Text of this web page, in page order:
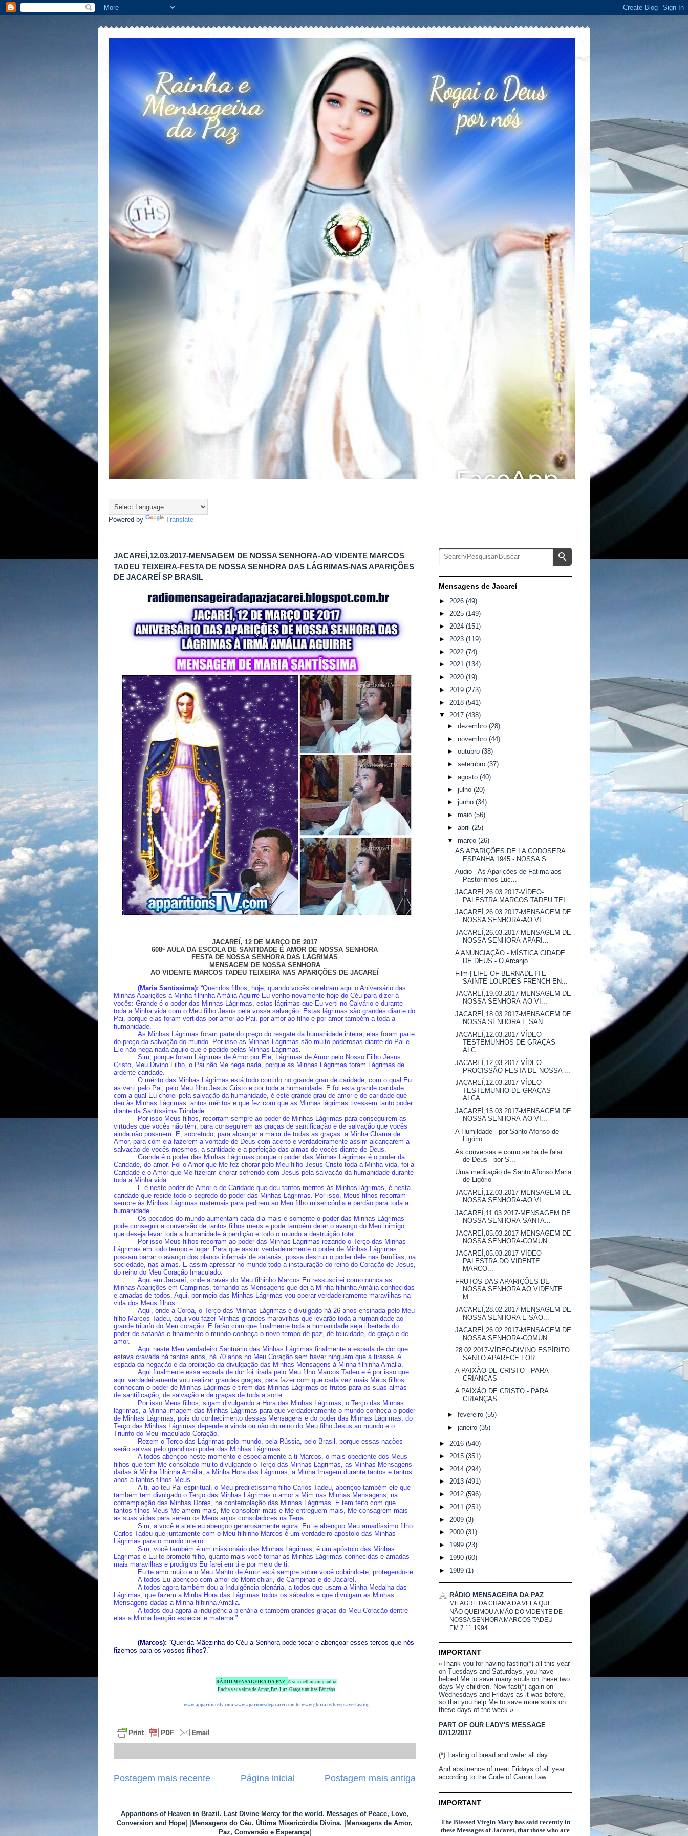
Powered by Translate
JACAREÍ,12.03.2017-MENSAGEM DE NOSSA SENHORA-AO VIDENTE MARCOS
TADEU TEIXEIRA-FESTA DE NOSSA SENHORA DAS LÁGRIMAS-NAS APARIÇÕES
DE JACAREÍ SP BRASIL
JACAREÍ, 12 DE MARÇO DE 2017
608ª AULA DA ESCOLA DE SANTIDADE E AMOR DE NOSSA SENHORA
FESTA DE NOSSA SENHORA DAS LÁGRIMAS
MENSAGEM DE NOSSA SENHORA
AO VIDENTE MARCOS TADEU TEIXEIRA NAS APARIÇÕES DE JACAREÍ
(Maria Santíssima): “Queridos filhos, hoje, quando vocês celebram aqui o Aniversário das
Minhas Aparições à Minha filhinha Amália Aguirre Eu venho novamente hoje do Céu para dizer a
vocês: Grande é o poder das Minhas Lágrimas, estas lágrimas que Eu verti no Calvário e durante
toda a Minha vida com o Meu filho Jesus pela vossa salvação. Estas lágrimas são grandes diante do
Pai, porque elas foram vertidas por amor ao Pai, por amor ao filho e por amor também a toda a
humanidade.
As Minhas Lágrimas foram parte do preço do resgate da humanidade inteira, elas foram parte
do preço da salvação do mundo. Por isso as Minhas Lágrimas são muito poderosas diante do Pai e
Ele não nega nada àquilo que é pedido pelas Minhas Lágrimas.
Sim, porque foram Lágrimas de Amor por Ele, Lágrimas de Amor pelo Nosso Filho Jesus
Cristo, Meu Divino Filho, o Pai não Me nega nada, porque as Minhas Lágrimas foram Lágrimas de
ardente caridade.
O mérito das Minhas Lágrimas está todo contido no grande grau de caridade, com o qual Eu
as verti pelo Pai, pelo Meu filho Jesus Cristo e por toda a humanidade. E foi esta grande caridade
com a qual Eu chorei pela salvação da humanidade, é este grande grau de amor e de caridade que
deu às Minhas Lágrimas tantos méritos e que fez com que as Minhas lágrimas tivessem tanto poder
diante da Santíssima Trindade.
Por isso Meus filhos, recorram sempre ao poder de Minhas Lágrimas para conseguirem as
virtudes que vocês não têm, para conseguirem as graças de santificação e de salvação que vocês
ainda não possuem. E, sobretudo, para alcançar a maior de todas as graças: a Minha Chama de
Amor, para com ela fazerem a vontade de Deus com acerto e verdadeiramente assim alcançarem a
salvação de vocês mesmos, a santidade e a perfeição das almas de vocês diante de Deus.
Grande é o poder das Minhas Lágrimas porque o poder das Minhas Lágrimas é o poder da
Caridade, do amor. Foi o Amor que Me fez chorar pelo Meu filho Jesus Cristo toda a Minha vida, foi a
Caridade e o Amor que Me fizeram chorar sofrendo com Jesus pela salvação da humanidade durante
toda a Minha vida.
E é neste poder de Amor e de Caridade que deu tantos méritos às Minhas lágrimas, é nesta
caridade que reside todo o segredo do poder das Minhas Lágrimas. Por isso, Meus filhos recorram
sempre às Minhas Lágrimas maternais para pedirem ao Meu filho misericórdia e perdão para toda a
humanidade.
Os pecados do mundo aumentam cada dia mais e somente o poder das Minhas Lágrimas
pode conseguir a conversão de tantos filhos meus e pode também deter o avanço do Meu inimigo
que deseja levar toda a humanidade à perdição e todo o mundo a destruição total.
Por isso Meus filhos recorram ao poder das Minhas Lágrimas rezando o Terço das Minhas
Lágrimas em todo tempo e lugar. Para que assim verdadeiramente o poder de Minhas Lágrimas
possam barrar o avanço dos planos infernais de satanás, possa destruir o poder dele nas famílias, na
sociedade, nas almas. E assim apressar no mundo todo a instauração do reino do Coração de Jesus,
do reino do Meu Coração Imaculado.
Aqui em Jacareí, onde através do Meu filhinho Marcos Eu ressuscitei como nunca as
Minhas Aparições em Campinas, tornando as Mensagens que dei á Minha filhinha Amália conhecidas
e amadas de todos, Aqui, por meio das Minhas Lágrimas vou operar verdadeiramente maravilhas na
vida dos Meus filhos.
Aqui, onde a Coroa, o Terço das Minhas Lágrimas é divulgado há 26 anos ensinada pelo Meu
filho Marcos Tadeu, aqui vou fazer Minhas grandes maravilhas que levarão toda a humanidade ao
grande triunfo do Meu coração. E farão com que finalmente toda a humanidade seja libertada do
poder de satanás e finalmente o mundo conheça o novo tempo de paz, de felicidade, de graça e de
amor.
Aqui neste Meu verdadeiro Santuário das Minhas Lágrimas finalmente a espada de dor que
estava cravada há tantos anos, há 70 anos no Meu Coração sem haver ninguém que a tirasse. A
espada da negação e da proibição da divulgação das Minhas Mensagens à Minha filhinha Amália.
Aqui finalmente essa espada de dor foi tirada pelo Meu filho Marcos Tadeu e é por isso que
aqui verdadeiramente vou realizar grandes graças, para fazer com que cada vez mais Meus filhos
conheçam o poder de Minhas Lágrimas e tirem das Minhas Lágrimas os frutos para as suas almas
de santificação, de salvação e de graças de toda a sorte.
Por isso Meus filhos, sigam divulgando a Hora das Minhas Lágrimas, o Terço das Minhas
lágrimas, a Minha imagem das Minhas Lágrimas para que verdadeiramente o mundo conheça o poder
de Minhas Lágrimas, pois do conhecimento dessas Mensagens e do poder das Minhas Lágrimas, do
Terço das Minhas Lágrimas depende a vinda ou não do reino do Meu filho Jesus ao mundo e o
Triunfo do Meu imaculado Coração.
Rezem o Terço das Lágrimas pelo mundo, pela Rússia, pelo Brasil, porque essas nações
serão salvas pelo grandioso poder das Minhas Lágrimas.
A todos abençoo neste momento e especialmente a ti Marcos, o mais obediente dos Meus
filhos que tem Me consolado muito divulgando o Terço das Minhas Lágrimas, as Minhas Mensagens
dadas à Minha filhinha Amália, a Minha Hora das Lágrimas, a Minha Imagem durante tantos e tantos
anos a tantos filhos Meus.
A ti, ao teu Pai espiritual, o Meu prediletíssimo filho Carlos Tadeu, abençoo também ele que
também tem divulgado o Terço das Minhas Lágrimas o amor a Mim nas Minhas Mensagens, na
contemplação das Minhas Dores, na contemplação das Minhas Lágrimas. E tem feito com que
tantos filhos Meus Me amem mais, Me consolem mais e Me entreguem mais, Me consagrem mais
as suas vidas para serem os Meus anjos consoladores na Terra.
Sim, a você e a ele eu abençoo generosamente agora. Eu te abençoo Meu amadíssimo filho
Carlos Tadeu que juntamente com o Meu filhinho Marcos é um verdadeiro apóstolo das Minhas
Lágrimas para o mundo inteiro.
Sim, você também é um missionário das Minhas Lágrimas, é um apóstolo das Minhas
Lágrimas e Eu te prometo filho, quanto mais você tornar as Minhas Lágrimas conhecidas e amadas
mais maravilhas e prodígios Eu farei em ti e por meio de ti.
Eu te amo muito e o Meu Manto de Amor está sempre sobre você cobrindo-te, protegendo-te.
A todos Eu abençoo com amor de Montichiari, de Campinas e de Jacareí.
A todos agora também dou a Indulgência plenária, a todos que usam a Minha Medalha das
Lágrimas, que fazem a Minha Hora das Lágrimas todos os sábados e que divulgam as Minhas
Mensagens dadas a Minha filhinha Amália.
A todos dou agora a indulgência plenária e também grandes graças do Meu Coração dentre
elas a Minha benção especial e materna.”
(Marcos): “Querida Mãezinha do Céu a Senhora pode tocar e abençoar esses terços que nós
fizemos para os vossos filhos?.”
RÁDIO MENSAGEIRA DA PAZ:A sua melhor companhia.
Encha a sua alma de Amor, Paz, Luz, Graça e muitas Bênçãos.
www.apparitionstv.com www.aparicoesdejacarei.com.br www.gloria.tv/loveprayerfasting
Postagem mais recente Postagem mais antiga
Página inicial
Apparitions of Heaven in Brazil. Last Divine Mercy for the world. Messages of Peace, Love,
Conversion and Hope| |Mensagens do Céu. Última Misericórdia Divina. |Mensagens de Amor,
Paz, Conversão e Esperança|
Mensagens de Jacareí
► 2026 (49)
► 2025 (149)
► 2024 (151)
► 2023 (119)
► 2022 (74)
► 2021 (134)
► 2020 (19)
► 2019 (273)
► 2018 (541)
▼ 2017 (438)
► dezembro (28)
► novembro (44)
► outubro (38)
► setembro (37)
► agosto (40)
► julho (20)
► junho (34)
► maio (56)
► abril (25)
▼ março (26)
AS APARIÇÕES DE LA CODOSERA
ESPANHA 1945 - NOSSA S...
Audio - As Aparições de Fatima aos
Pastorinhos Luc...
JACAREÍ,26.03.2017-VÍDEO-
PALESTRA MARCOS TADEU TEI...
JACAREÍ,26.03.2017-MENSAGEM DE
NOSSA SENHORA-AO VI...
JACAREÍ,26.03.2017-MENSAGEM DE
NOSSA SENHORA-APARI...
A ANUNCIAÇÃO - MÍSTICA CIDADE
DE DEUS - O Arcanjo ...
Film | LIFE OF BERNADETTE
SAINTE LOURDES FRENCH EN...
JACAREÍ,19.03.2017-MENSAGEM DE
NOSSA SENHORA-AO VI...
JACAREÍ,18.03.2017-MENSAGEM DE
NOSSA SENHORA E SAN...
JACAREÍ,12.03.2017-VÍDEO-
TESTEMUNHOS DE GRAÇAS
ALC...
JACAREÍ,12.03.2017-VÍDEO-
PROCISSÃO FESTA DE NOSSA ...
JACAREÍ,12.03.2017-VÍDEO-
TESTEMUNHO DE GRAÇAS
ALCA...
JACAREÍ,15.03.2017-MENSAGEM DE
NOSSA SENHORA-AO VI...
A Humildade - por Santo Afonso de
Ligório
As conversas e como se há de falar
de Deus - por S...
Uma meditação de Santo Afonso Maria
de Ligório -
JACAREÍ,12.03.2017-MENSAGEM DE
NOSSA SENHORA-AO VI...
JACAREÍ,11.03.2017-MENSAGEM DE
NOSSA SENHORA-SANTA...
JACAREÍ,05.03.2017-MENSAGEM DE
NOSSA SENHORA-COMUN...
JACAREÍ,05.03.2017-VÍDEO-
PALESTRA DO VIDENTE
MARCO...
FRUTOS DAS APARIÇÕES DE
NOSSA SENHORA AO VIDENTE
M...
JACAREÍ,28.02.2017-MENSAGEM DE
NOSSA SENHORA E SÃO...
JACAREÍ,26.02.2017-MENSAGEM DE
NOSSA SENHORA-COMUN...
28.02.2017-VÍDEO-DIVINO ESPÍRITO
SANTO APARECE FOR...
A PAIXÃO DE CRISTO - PARA
CRIANÇAS
A PAIXÃO DE CRISTO - PARA
CRIANÇAS
► fevereiro (55)
► janeiro (35)
► 2016 (540)
► 2015 (351)
► 2014 (294)
► 2013 (491)
► 2012 (596)
► 2011 (251)
► 2009 (3)
► 2000 (31)
► 1999 (23)
► 1990 (60)
► 1989 (1)
RÁDIO MENSAGEIRA DA PAZ
MILAGRE DA CHAMA DA VELA QUE
NÃO QUEIMOU A MÃO DO VIDENTE DE
NOSSA SENHORA MARCOS TADEU
EM 7.11.1994
IMPORTANT
«Thank you for having fasting(*) all this year
on Tuesdays and Saturdays, you have
helped Me to save many souls on these two
days My children. Now fast(*) again on
Wednesdays and Fridays as it was before,
so that you help Me to save more souls on
these days of the week.»...
PART OF OUR LADY'S MESSAGE
07/12/2017
(*) Fasting of bread and water all day.
And abstinence of meat Fridays of all year
according to the Code of Canon Law.
IMPORTANT
The Blessed Virgin Mary has said recently in
these Messages of Jacareí, that those who are